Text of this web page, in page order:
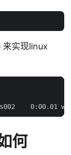
来实现linux
何